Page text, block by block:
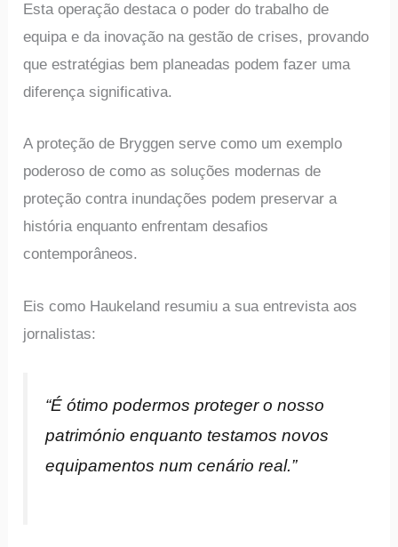
Esta operação destaca o poder do trabalho de
equipa e da inovação na gestão de crises, provando
que estratégias bem planeadas podem fazer uma
diferença significativa.
A proteção de Bryggen serve como um exemplo
poderoso de como as soluções modernas de
proteção contra inundações podem preservar a
história enquanto enfrentam desafios
contemporâneos.
Eis como Haukeland resumiu a sua entrevista aos
jornalistas:
“É ótimo podermos proteger o nosso
património enquanto testamos novos
equipamentos num cenário real.”